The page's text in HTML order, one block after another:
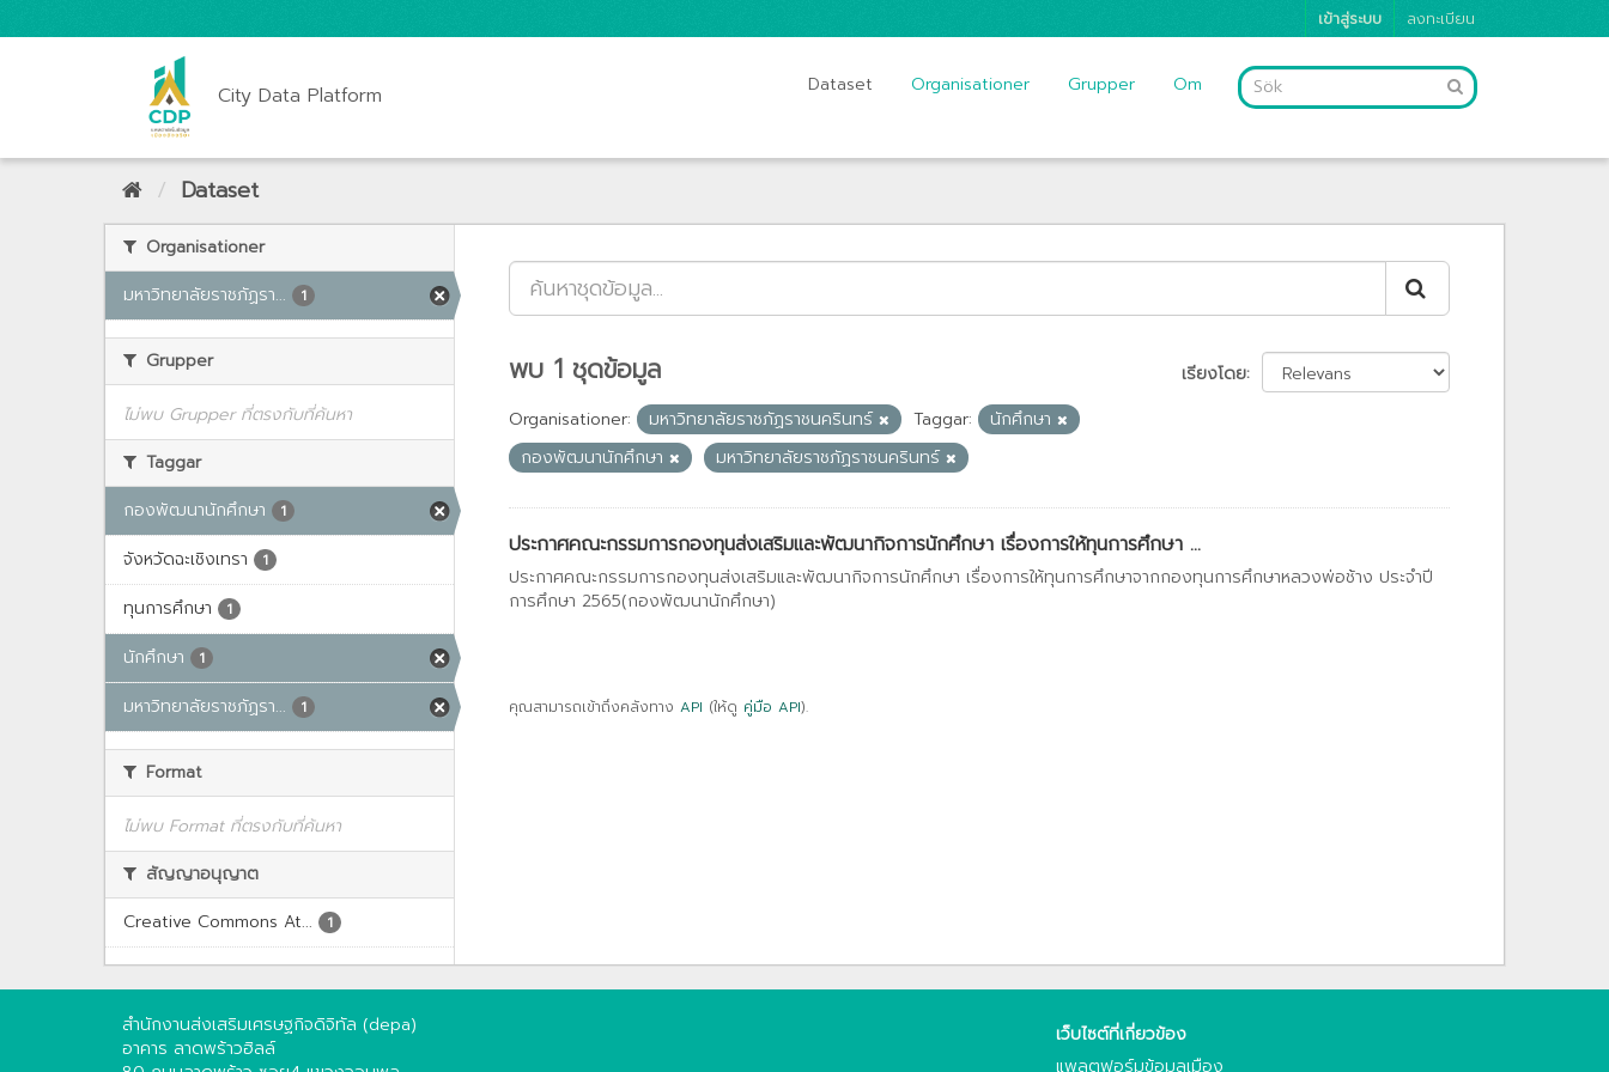
เข้าสู่ระบบ ลงทะเบียน
City Data Platform Dataset Organisationer Grupper Om
Dataset
Organisationer
มหาวิทยาลัยราชภัฏรา...
1
Grupper
ไม่พบ Grupper ที่ตรงกับที่ค้นหา
Taggar
กองพัฒนานักศึกษา
1
จังหวัดฉะเชิงเทรา 1
ทุนการศึกษา 1
นักศึกษา 1
มหาวิทยาลัยราชภัฏรา... 1
Format
ไม่พบ Format ที่ตรงกับที่ค้นหา
สัญญาอนุญาต
Creative Commons At...
1
เรียงโดย
พบ 1 ชุดข้อมูล
Organisationer: มหาวิทยาลัยราชภัฏราชนครินทร์ Taggar:
นักศึกษา
กองพัฒนานักศึกษา
มหาวิทยาลัยราชภัฏราชนครินทร์
ประกาศคณะกรรมการกองทุนส่งเสริมและพัฒนากิจการนักศึกษา เรื่องการให้ทุนการศึกษา ...
ประกาศคณะกรรมการกองทุนส่งเสริมและพัฒนากิจการนักศึกษา เรื่องการให้ทุนการศึกษาจากกองทุนการศึกษาหลวงพ่อช้าง ประจำปี
การศึกษา 2565(กองพัฒนานักศึกษา)
คุณสามารถเข้าถึงคลังทาง API (ให้ดู คู่มือ API).
สำนักงานส่งเสริมเศรษฐกิจดิจิทัล (depa)
อาคาร ลาดพร้าวฮิลล์
เว็บไซต์ที่เกี่ยวข้อง
แพลตฟอร์มข้อมูลเมือง